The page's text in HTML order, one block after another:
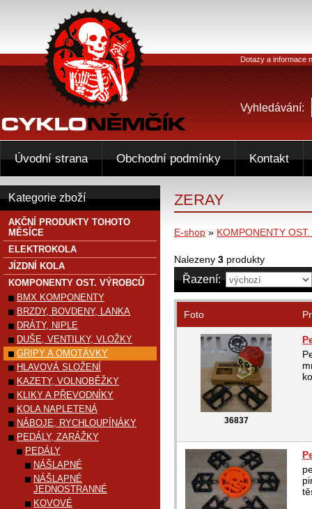
ZERAY
E-shop » KOMPONENTY
Nalezeny 3 produkty
Řazení:
Foto
36837
Kategorie zboží
AKČNÍ PRODUKTY TOHOTO
MĚSÍCE
ELEKTROKOLA
JÍZDNÍ KOLA
KOMPONENTY OST. VÝROBCŮ
BMX KOMPONENTY
BRZDY, BOVDENY, LANKA
DRÁTY, NIPLE
DUŠE, VENTILKY, VLOŽKY
GRIPY A OMOTÁVKY
HLAVOVÁ SLOŽENÍ
KAZETY, VOLNOBĚŽKY
KLIKY A PŘEVODNÍKY
KOLA NAPLETENÁ
NÁBOJE, RYCHLOUPÍNÁKY
PEDÁLY, ZARÁŽKY
PEDÁLY
NÁŠLAPNÉ
NÁŠLAPNÉ
JEDNOSTRANNÉ
KOVOVÉ
Dotazy a informace
Vyhledávání:
Úvodní strana Obchodní podmínky Kontakt